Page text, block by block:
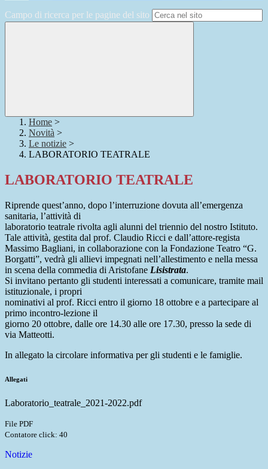
Campo di ricerca per le pagine del sito
Home >
Novità >
Le notizie >
LABORATORIO TEATRALE
LABORATORIO TEATRALE
Riprende quest’anno, dopo l’interruzione dovuta all’emergenza
sanitaria, l’attività di
laboratorio teatrale rivolta agli alunni del triennio del nostro Istituto.
Tale attività, gestita dal prof. Claudio Ricci e dall’attore-regista
Massimo Bagliani, in collaborazione con la Fondazione Teatro “G.
Borgatti”, vedrà gli allievi impegnati nell’allestimento e nella messa
in scena della commedia di Aristofane Lisistrata.
Si invitano pertanto gli studenti interessati a comunicare, tramite mail
istituzionale, i propri
nominativi al prof. Ricci entro il giorno 18 ottobre e a partecipare al
primo incontro-lezione il
giorno 20 ottobre, dalle ore 14.30 alle ore 17.30, presso la sede di
via Matteotti.
In allegato la circolare informativa per gli studenti e le famiglie.
Allegati
Laboratorio_teatrale_2021-2022.pdf
File PDF
Contatore click: 40
Notizie